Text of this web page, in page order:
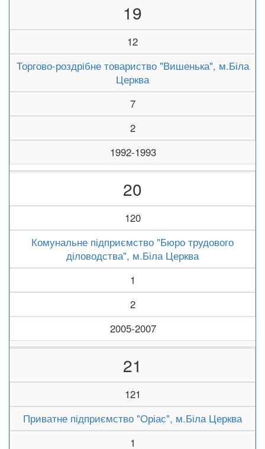
19
12
Торгово-роздрібне товариство "Вишенька", м.Біла
Церква
7
2
1992-1993
20
120
Комунальне підприємство "Бюро трудового
діловодства", м.Біла Церква
1
2
2005-2007
21
121
Приватне підприємство "Оріас", м.Біла Церква
1